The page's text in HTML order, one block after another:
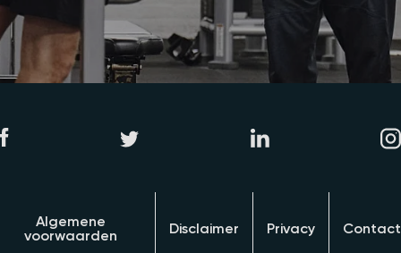
Algemene
voorwaarden
Disclaimer Privacy Contact